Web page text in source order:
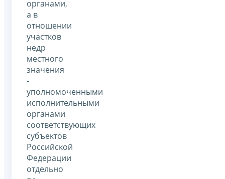
органами,
а в
отношении
участков
недр
местного
значения
-
уполномоченными
исполнительными
органами
соответствующих
субъектов
Российской
Федерации
отдельно